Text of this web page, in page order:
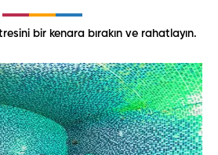
bir kenara bırakın ve rahatlayın.